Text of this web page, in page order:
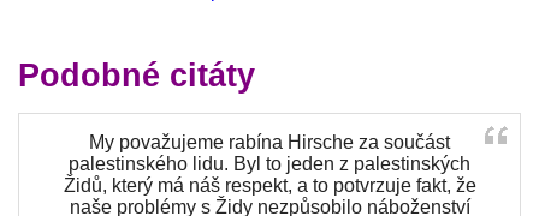
Podobné citáty
My považujeme rabína Hirsche za součást
palestinského lidu. Byl to jeden z palestinských
Židů, který má náš respekt, a to potvrzuje fakt, že
naše problémy s Židy nezpůsobilo náboženství